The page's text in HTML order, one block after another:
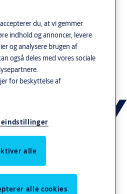
du, at vi gemmer
indhold og annoncer, levere
og analysere brugen af
også deles med vores sociale
for beskyttelse af
alle
alle cookies